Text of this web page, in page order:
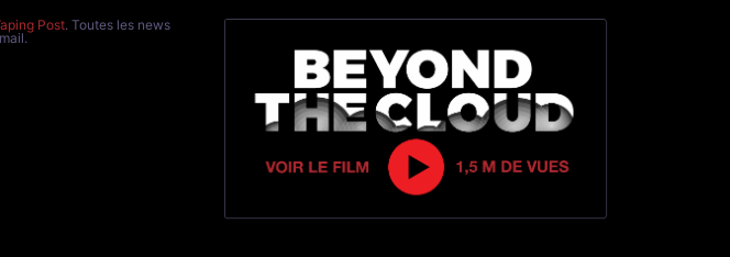
Post. Toutes les news